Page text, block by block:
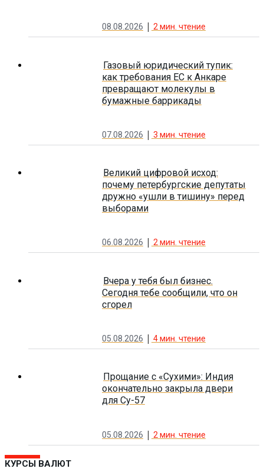
08.08.2026 2мин. чтение
Газовый юридический тупик:
как требования ЕС к Анкаре
превращают молекулы в
бумажные баррикады
07.08.2026 3 мин. чтение
Великий цифровой исход:
почему петербургские депутаты
дружно «ушли в тишину» перед
выборами
06.08.2026 2мин. чтение
Вчера у тебя был бизнес.
Сегодня тебе сообщили, что он
сгорел
05.08.2026 4мин. чтение
Прощание с «Сухими»: Индия
окончательно закрыла двери
для Су-57
05.08.2026 2 мин. чтение
КУРСЫ ВАЛЮТ